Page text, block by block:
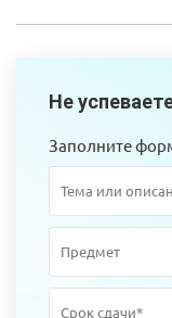
Не
Заполните